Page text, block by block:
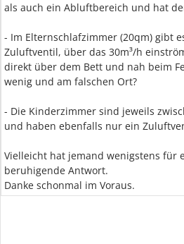
als auch ein Abluftbereich und hat
- Im Elternschlafzimmer (20qm) gibt
Zuluftventil, über das 30m³/h
direkt über dem Bett und nah beim
wenig und am falschen Ort?
- Die Kinderzimmer sind jeweils
und haben ebenfalls nur ein
Vielleicht hat jemand wenigstens für
beruhigende Antwort.
Danke schonmal im Voraus.